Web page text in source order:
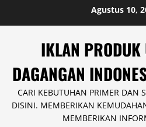
Agustus 10,
IKLAN PRODUK
DAGANGAN
CARI KEBUTUHAN PRIMER DAN
DISINI. MEMBERIKAN
MEMBERIKAN